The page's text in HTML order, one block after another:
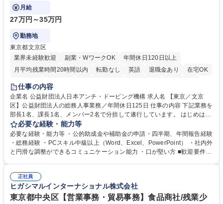
躍いただくことを期待しています。
月給
27万円～35万円
勤務地
東京都文京区
業界未経験歓迎
副業・WワークOK
年間休日120日以上
月平均残業時間20時間以内
転勤なし 英語 退職金あり
在宅OK
賞与あり
育休あり
食事補助あり
仕事の内容
企業名 公益財団法人日本アンチ・ドーピング機構 求人名 【東京／文京
区】公益財団法人の総務人事業務／年間休日125日 仕事の内容 下記業務を
部長1名、課長1名、メンバー2名で分担して遂行しています。 はじめは担
当者として業務を覚えていただき、ゆくゆくはリーダーやマネージャーポ
ジションとして活躍いただくことを期待しています。 【総務・人事グルー
プの業務内容】 ・人事制度関連 ・採用活動 ・教育研修の企画、実行 ・勤
怠管理 ・官公庁への各種提出 ・法定の会議運営（評議員会、理事会） ・
管理 ・福利厚生関連 ・職員からの問合せ、相談対応 ・その他日常の総務
業務全般 募集職種 【東京／文京区】公益財団法人の総務人事業務／年間
休日125日
必要な経験・能力等
必要な経験・能力等 ・公的助成金や補助金の申請・四半期、年間報告経験
・総務経験 ・PCスキル中級以上（Word、Excel、PowerPoint） ・社内外
と円滑な調整ができるコミュニケーション能力 ・口が堅い方 ■歓迎要件
正社員
ヒガシマルインターナショナル株式会社
東京都中央区【営業事務・貿易事務】食品商社/残業少